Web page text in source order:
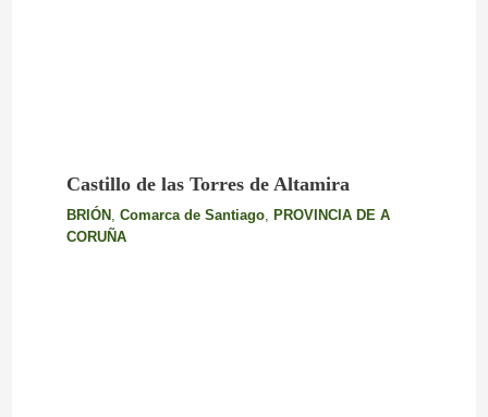
Castillo de las Torres de Altamira
BRIÓN , Comarca de Santiago, PROVINCIA DE A
CORUÑA